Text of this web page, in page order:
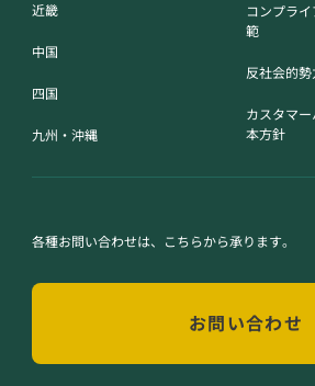
近畿
中国
四国
九州・沖縄
コンプラ
範
反社会的
カスタマ
本方針
各種お問い合わせは、こちらから承ります。
お問い合わせ